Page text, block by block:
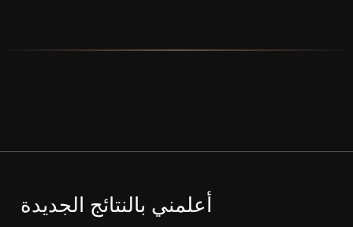
أعلمني بالنتائج الجديدة